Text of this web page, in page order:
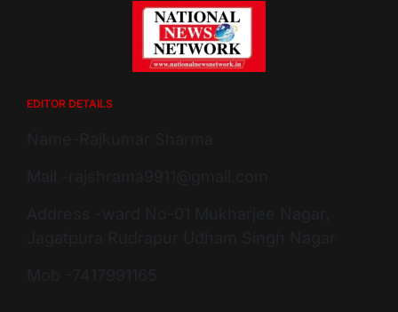
EDITOR DETAILS